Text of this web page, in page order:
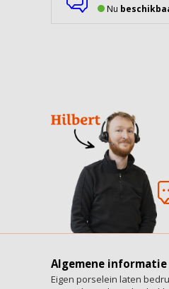
Nu
Algemene informatie
Eigen porselein laten